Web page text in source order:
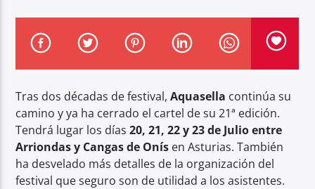
ROADS (SULTAN AND TONEDEPTH REMIX)
PORTISHEAD
Center Waves
Tras dos décadas de festival,Aquasella continúa su
camino y ya ha cerrado el cartel de su 21ª edición.
Tendrá lugar los días20, 21, 22 y 23 de Julio entre
Arriondas y Cangas de Onís en Asturias. También
ha desvelado más detalles de la organización del
festival que seguro son de utilidad a los asistentes.